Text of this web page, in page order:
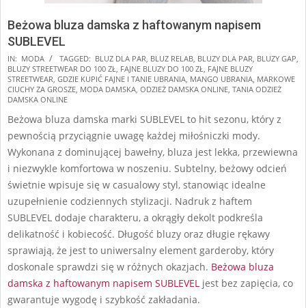
Beżowa bluza damska z haftowanym napisem
SUBLEVEL
2024-
09-
12
IN: MODA TAGGED: BLUZ DLA PAR BLUZ RELAB BLUZY DLA PAR BLUZY GAP
BLUZY STREETWEAR DO 100 ZŁ FAJNE BLUZY DO 100 ZŁ FAJNE BLUZY
STREETWEAR GDZIE KUPIĆ FAJNE I TANIE UBRANIA MANGO UBRANIA MARKOWE
CIUCHY ZA GROSZE MODA DAMSKA ODZIEŻ DAMSKA ONLINE TANIA ODZIEŻ
DAMSKA ONLINE
Beżowa bluza damska marki SUBLEVEL to hit sezonu, który z
pewnością przyciągnie uwagę każdej miłośniczki mody.
Wykonana z dominującej bawełny, bluza jest lekka, przewiewna
i niezwykle komfortowa w noszeniu. Subtelny, beżowy odcień
świetnie wpisuje się w casualowy styl, stanowiąc idealne
uzupełnienie codziennych stylizacji. Nadruk z haftem
SUBLEVEL dodaje charakteru, a okrągły dekolt podkreśla
delikatność i kobiecość. Długość bluzy oraz długie rękawy
sprawiają, że jest to uniwersalny element garderoby, który
doskonale sprawdzi się w różnych okazjach. Beżowa bluza
damska z haftowanym napisem SUBLEVEL jest bez zapięcia, co
gwarantuje wygodę i szybkość zakładania.